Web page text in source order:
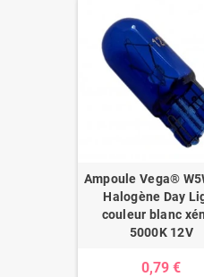
Ampoule Vega®
Halogène Day
couleur blanc
5000K 12V
0,79 €